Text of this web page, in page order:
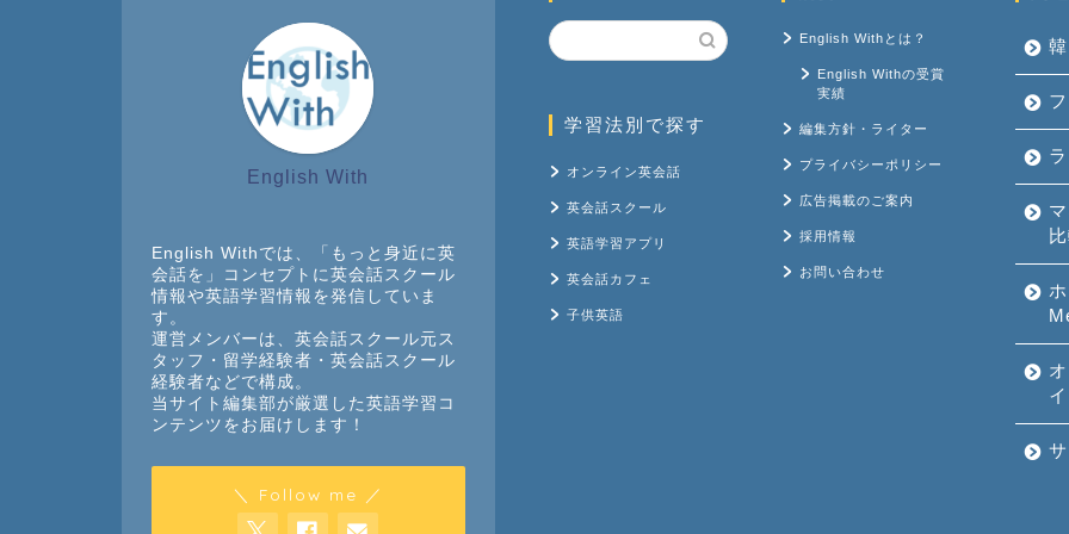
English With
English Withでは、「もっと身近に英
会話を」コンセプトに英会話スクール
情報や英語学習情報を発信していま
す。
運営メンバーは、英会話スクール元ス
タッフ・留学経験者・英会話スクール
経験者などで構成。
当サイト編集部が厳選した英語学習コ
ンテンツをお届けします！
＼ Follow me ／
学習法別で探す
オンライン英会話
英会話スクール
英語学習アプリ
英会話カフェ
子供英語
English Withとは？
English Withの受賞
実績
編集方針・ライター
プライバシーポリシー
広告掲載のご案内
採用情報
お問い合わせ